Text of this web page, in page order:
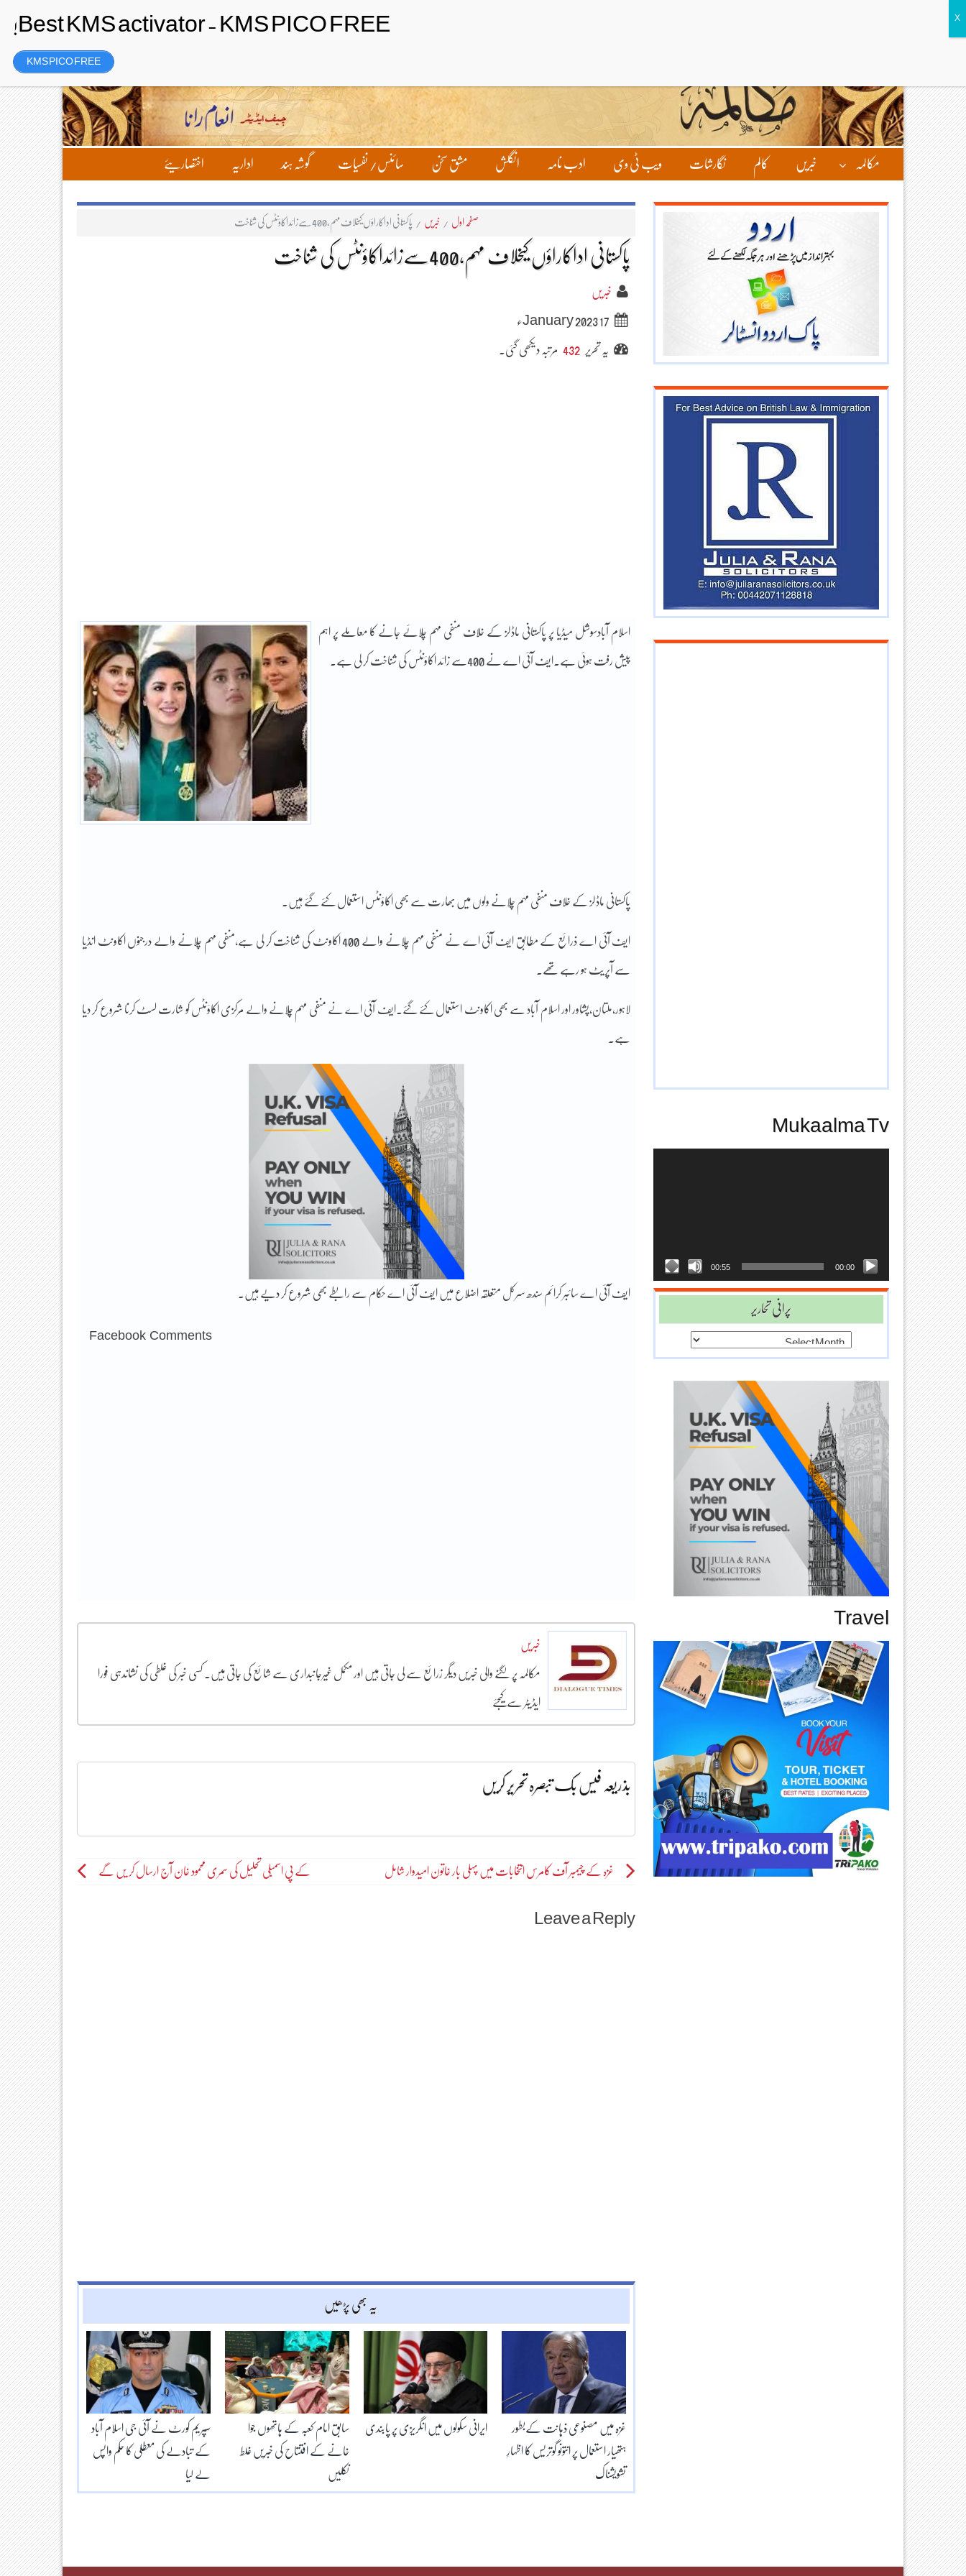
Saturday، 8 August 2026ء
مکالمہ خبریں کالم نگارشات ویب ٹی وی ادب نامہ انگلش مشق سخن سائنس/ نفسیات گوشہ ہند اداریہ اختصاریئے
صفحہ اول / خبریں / پاکستانی اداکاراؤں کیخلاف مہم،400سےزائداکاؤنٹس کی شناخت
پاکستانی اداکاراؤں کیخلاف مہم،400سےزائداکاؤنٹس کی شناخت
خبریں
17 January 2023ء
یہ تحریر 432 مرتبہ دیکھی گئی۔
اسلام آبادسوشل میڈیا پر پاکستانی ماڈلز کے خلاف منفی مہم چلائے جانے کا معاملے پر اہم
پیش رفت ہوئی ہے۔ایف آئی اے نے 400سے زائد اکاؤنٹس کی شناخت کر لی ہے۔
پاکستانی ماڈلز کے خلاف منفی مہم چلانے ولوں میں بھارت سے بھی اکاؤنٹس استعمال کئے گئے ہیَں۔
ایف آئی اے ذرائع کے مطابق ایف آئی اے نے منفی مہم چلانے والے 400 اکاونٹ کی شناخت کر لی ہے،منفی مہم چلانے والے درجنوں اکاونٹ انڈیا
سے آپریٹ ہو رہے تھے۔
لاہور،ملتان،پشاور اور اسلام آباد سے بھی اکاونٹ استعمال کئے گئے۔ایف آئی اے نے منفی مہم چلانے والے مرکزی اکاؤنٹس کو شارت لسٹ کرنا شروع کر دیا
ہے۔
ایف آئی اے سائبر کرائم سندھ سرکل متعلقہ اضلاع میں ایف آئی اے حکام سے رابطے بھی شروع کر دیے ہیں۔
Facebook Comments
خبریں
مکالمہ پر لگنے والی خبریں دیگر زرائع سے لی جاتی ہیں اور مکمل غیرجانبداری سے شائع کی جاتی ہیں۔ کسی خبر کی غلطی کی نشاندہی فورا
ایڈیٹر سے کیجئے
بذریعہ فیس بک تبصرہ تحریر کریں
Postغزہ کے چیمبر آف کامرس انتخابات میں پہلی بار خاتون امیدوار شامل کے پی اسمبلی تحلیل کی سمری محمود خان آج ارسال کر یں گے
Leave a Reply
یہ بھی پڑھیں
سپریم کورٹ نے آئی جی اسلام آباد
کے تبادلے کی معطلی کا حکم واپس
لے لیا
سابق امام کعبہ کے ہاتھوں جوا
خانے کے افتتاح کی خبریں غلط
نکلیں
ایرانی سکولوں میں انگریزی پر پابندی غزہ میں مصنوعی ذہانت کےبطور
ہتھیار استعمال پر انتونو گوتریس کا اظہارِ
تشویشناک
Mukaalma Tv
00:00
00:55
پرانی تحاریر
Travel
KMS PICO FREE